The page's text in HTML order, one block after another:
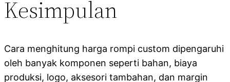
Kesimpulan
Cara menghitung harga rompi custom dipengaruhi
oleh banyak komponen seperti bahan, biaya
produksi, logo, aksesori tambahan, dan margin